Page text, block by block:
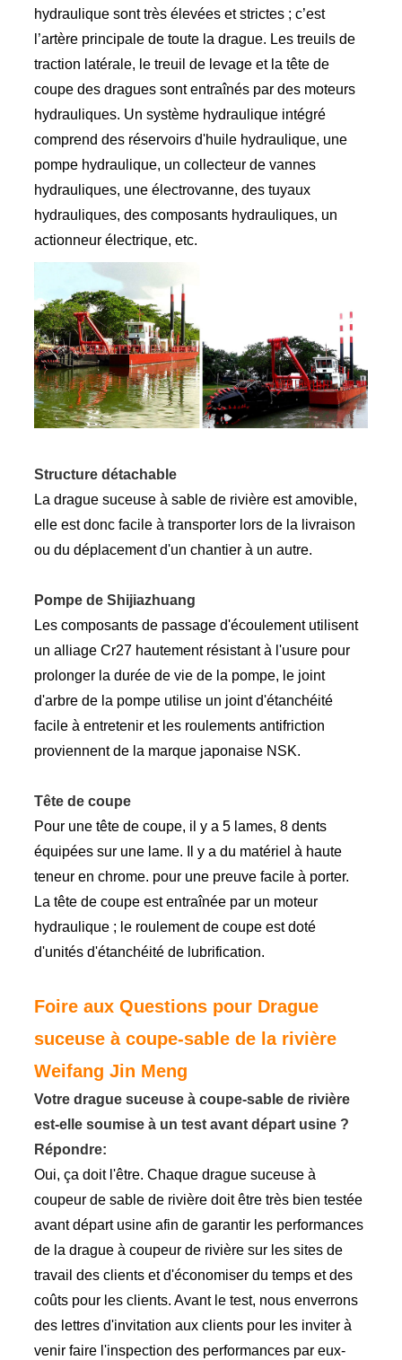
hydraulique sont très élevées et strictes ; c’est
l’artère principale de toute la drague. Les treuils de
traction latérale, le treuil de levage et la tête de
coupe des dragues sont entraînés par des moteurs
hydrauliques. Un système hydraulique intégré
comprend des réservoirs d'huile hydraulique, une
pompe hydraulique, un collecteur de vannes
hydrauliques, une électrovanne, des tuyaux
hydrauliques, des composants hydrauliques, un
actionneur électrique, etc.
Structure détachable
La drague suceuse à sable de rivière est amovible,
elle est donc facile à transporter lors de la livraison
ou du déplacement d'un chantier à un autre.
Pompe de Shijiazhuang
Les composants de passage d'écoulement utilisent
un alliage Cr27 hautement résistant à l'usure pour
prolonger la durée de vie de la pompe, le joint
d'arbre de la pompe utilise un joint d'étanchéité
facile à entretenir et les roulements antifriction
proviennent de la marque japonaise NSK.
Tête de coupe
Pour une tête de coupe, il y a 5 lames, 8 dents
équipées sur une lame. Il y a du matériel à haute
teneur en chrome. pour une preuve facile à porter.
La tête de coupe est entraînée par un moteur
hydraulique ; le roulement de coupe est doté
d'unités d'étanchéité de lubrification.
Foire aux Questions pour Drague
suceuse à coupe-sable de la rivière
Weifang Jin Meng
Votre drague suceuse à coupe-sable de rivière
est-elle soumise à un test avant départ usine ?
Répondre:
Oui, ça doit l'être. Chaque drague suceuse à
coupeur de sable de rivière doit être très bien testée
avant départ usine afin de garantir les performances
de la drague à coupeur de rivière sur les sites de
travail des clients et d'économiser du temps et des
coûts pour les clients. Avant le test, nous enverrons
des lettres d'invitation aux clients pour les inviter à
venir faire l'inspection des performances par eux-